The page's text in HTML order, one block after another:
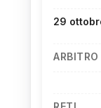
29
ARBITRO